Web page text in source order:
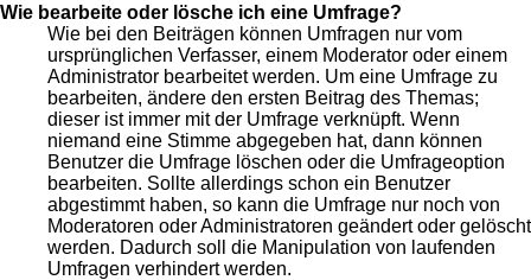
Wie bearbeite oder lösche ich eine Umfrage?
Wie bei den Beiträgen können Umfragen nur vom
ursprünglichen Verfasser, einem Moderator oder einem
Administrator bearbeitet werden. Um eine Umfrage zu
bearbeiten, ändere den ersten Beitrag des Themas;
dieser ist immer mit der Umfrage verknüpft. Wenn
niemand eine Stimme abgegeben hat, dann können
Benutzer die Umfrage löschen oder die Umfrageoption
bearbeiten. Sollte allerdings schon ein Benutzer
abgestimmt haben, so kann die Umfrage nur noch von
Moderatoren oder Administratoren geändert oder gelöscht
werden. Dadurch soll die Manipulation von laufenden
Umfragen verhindert werden.